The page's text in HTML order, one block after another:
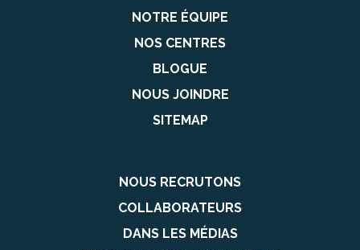
NOTRE ÉQUIPE
NOS CENTRES
BLOGUE
NOUS JOINDRE
SITEMAP
NOUS RECRUTONS
COLLABORATEURS
DANS LES MÉDIAS